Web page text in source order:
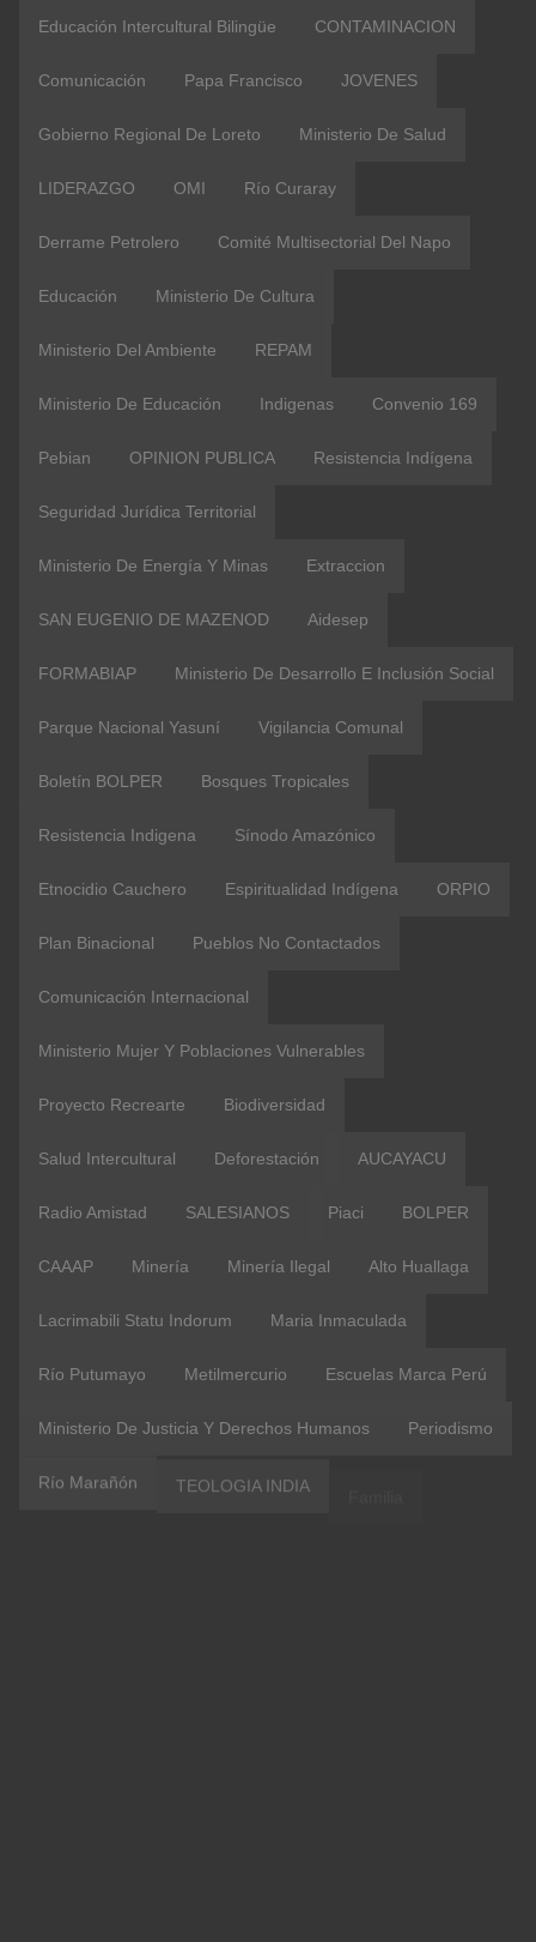
Educación Intercultural Bilingüe CONTAMINACION
Comunicación Papa Francisco JOVENES
Gobierno Regional De Loreto Ministerio De Salud
LIDERAZGO OMI Río Curaray
Derrame Petrolero Comité Multisectorial Del Napo
Educación Ministerio De Cultura
Ministerio Del Ambiente REPAM
Ministerio De Educación Indigenas Convenio 169
Pebian OPINION PUBLICA Resistencia Indígena
Seguridad Jurídica Territorial
Ministerio De Energía Y Minas Extraccion
SAN EUGENIO DE MAZENOD Aidesep
FORMABIAP Ministerio De Desarrollo E Inclusión Social
Parque Nacional Yasuní Vigilancia Comunal
Boletín BOLPER Bosques Tropicales
Resistencia Indigena Sínodo Amazónico
Etnocidio Cauchero Espiritualidad Indígena ORPIO
Plan Binacional Pueblos No Contactados
Comunicación Internacional
Ministerio Mujer Y Poblaciones Vulnerables
Proyecto Recrearte Biodiversidad
Salud Intercultural Deforestación AUCAYACU
Radio Amistad SALESIANOS Piaci BOLPER
CAAAP Minería Minería Ilegal Alto Huallaga
Lacrimabili Statu Indorum Maria Inmaculada
Río Putumayo Metilmercurio Escuelas Marca Perú
Ministerio De Justicia Y Derechos Humanos Periodismo
Río Marañón TEOLOGIA INDIA